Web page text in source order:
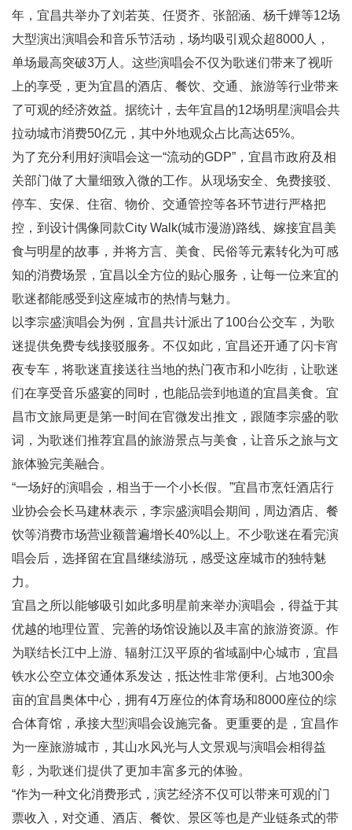
年，宜昌共举办了刘若英、任贤齐、张韶涵、杨千嬅等12场
大型演出演唱会和音乐节活动，场均吸引观众超8000人，
单场最高突破3万人。这些演唱会不仅为歌迷们带来了视听
上的享受，更为宜昌的酒店、餐饮、交通、旅游等行业带来
了可观的经济效益。据统计，去年宜昌的12场明星演唱会共
拉动城市消费50亿元，其中外地观众占比高达65%。
为了充分利用好演唱会这一“流动的GDP”，宜昌市政府及相
关部门做了大量细致入微的工作。从现场安全、免费接驳、
停车、安保、住宿、物价、交通管控等各环节进行严格把
控，到设计偶像同款City Walk(城市漫游)路线、嫁接宜昌美
食与明星的故事，并将方言、美食、民俗等元素转化为可感
知的消费场景，宜昌以全方位的贴心服务，让每一位来宜的
歌迷都能感受到这座城市的热情与魅力。
以李宗盛演唱会为例，宜昌共计派出了100台公交车，为歌
迷提供免费专线接驳服务。不仅如此，宜昌还开通了闪卡宵
夜专车，将歌迷直接送往当地的热门夜市和小吃街，让歌迷
们在享受音乐盛宴的同时，也能品尝到地道的宜昌美食。宜
昌市文旅局更是第一时间在官微发出推文，跟随李宗盛的歌
词，为歌迷们推荐宜昌的旅游景点与美食，让音乐之旅与文
旅体验完美融合。
“一场好的演唱会，相当于一个小长假。”宜昌市烹饪酒店行
业协会会长马建林表示，李宗盛演唱会期间，周边酒店、餐
饮等消费市场营业额普遍增长40%以上。不少歌迷在看完演
唱会后，选择留在宜昌继续游玩，感受这座城市的独特魅
力。
宜昌之所以能够吸引如此多明星前来举办演唱会，得益于其
优越的地理位置、完善的场馆设施以及丰富的旅游资源。作
为联结长江中上游、辐射江汉平原的省域副中心城市，宜昌
铁水公空立体交通体系发达，抵达性非常便利。占地300余
亩的宜昌奥体中心，拥有4万座位的体育场和8000座位的综
合体育馆，承接大型演唱会设施完备。更重要的是，宜昌作
为一座旅游城市，其山水风光与人文景观与演唱会相得益
彰，为歌迷们提供了更加丰富多元的体验。
“作为一种文化消费形式，演艺经济不仅可以带来可观的门
票收入，对交通、酒店、餐饮、景区等也是产业链条式的带